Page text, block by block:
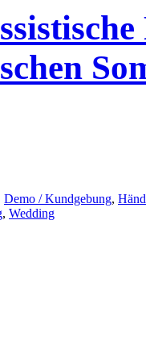
Demo / Kundgebung,
, Wedding